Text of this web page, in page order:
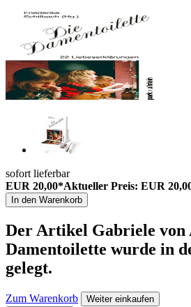
sofort lieferbar
EUR 20,00*Aktueller Preis: EUR
In den Warenkorb
Der Artikel Gabriele
Damentoilette wurde in
gelegt.
Zum Warenkorb
Weiter einkaufen